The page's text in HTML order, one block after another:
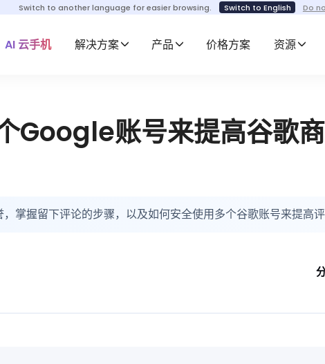
Switch to another language for easier browsing. Switch to English Do
AI 云手机 解决方案 产品 价格方案 资源
Google账号来提高谷歌
掌握留下评论的步骤，以及如何安全使用多个谷歌账号来提高评